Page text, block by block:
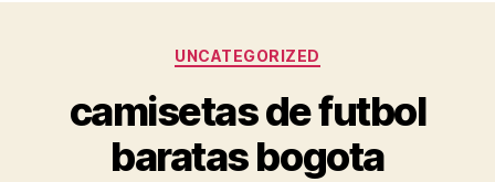
Categorías
UNCATEGORIZED
camisetas de futbol
baratas bogota